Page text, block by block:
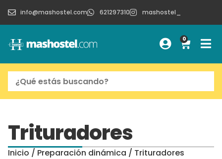
info@mashostel.com 621297310 mashostel_
0
Trituradores
Inicio / Preparación dinámica / Trituradores